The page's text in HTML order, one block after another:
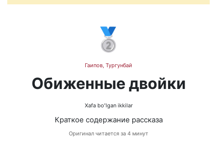
🥈
Гаипов, Тургунбай
Обиженные двойки
Xafa boʻlgan ikkilar
Краткое содержание рассказа
Оригинал читается за 4 минут